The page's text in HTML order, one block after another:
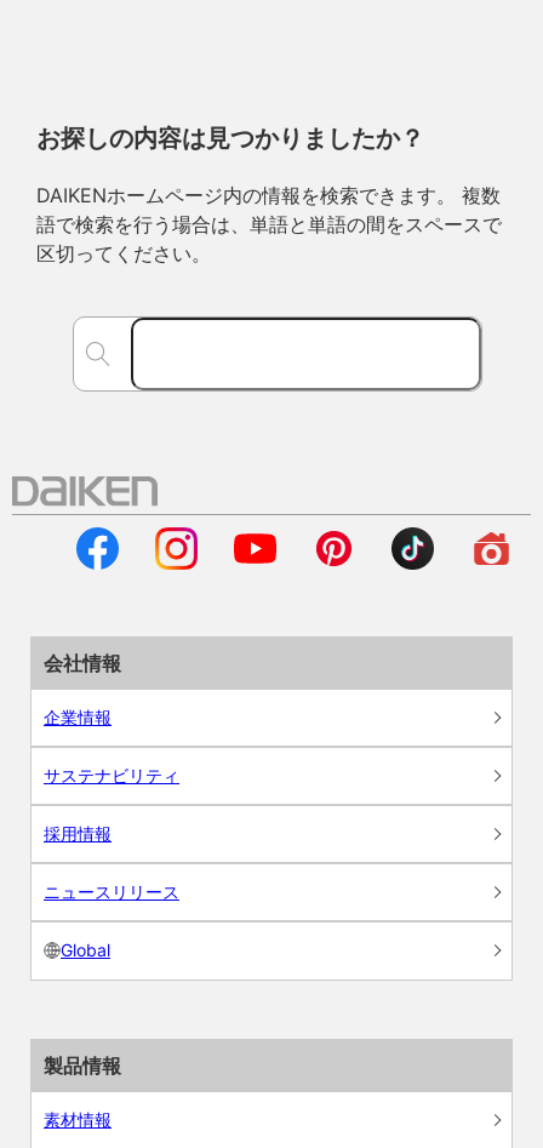
お探しの内容は見つかりましたか？
DAIKENホームページ内の情報を検索できます。 複数
語で検索を行う場合は、単語と単語の間をスペースで
区切ってください。
会社情報
企業情報
サステナビリティ
採用情報
ニュースリリース
Global
製品情報
素材情報